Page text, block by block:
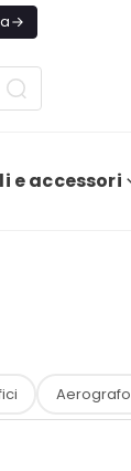
e accessori
Aerografo